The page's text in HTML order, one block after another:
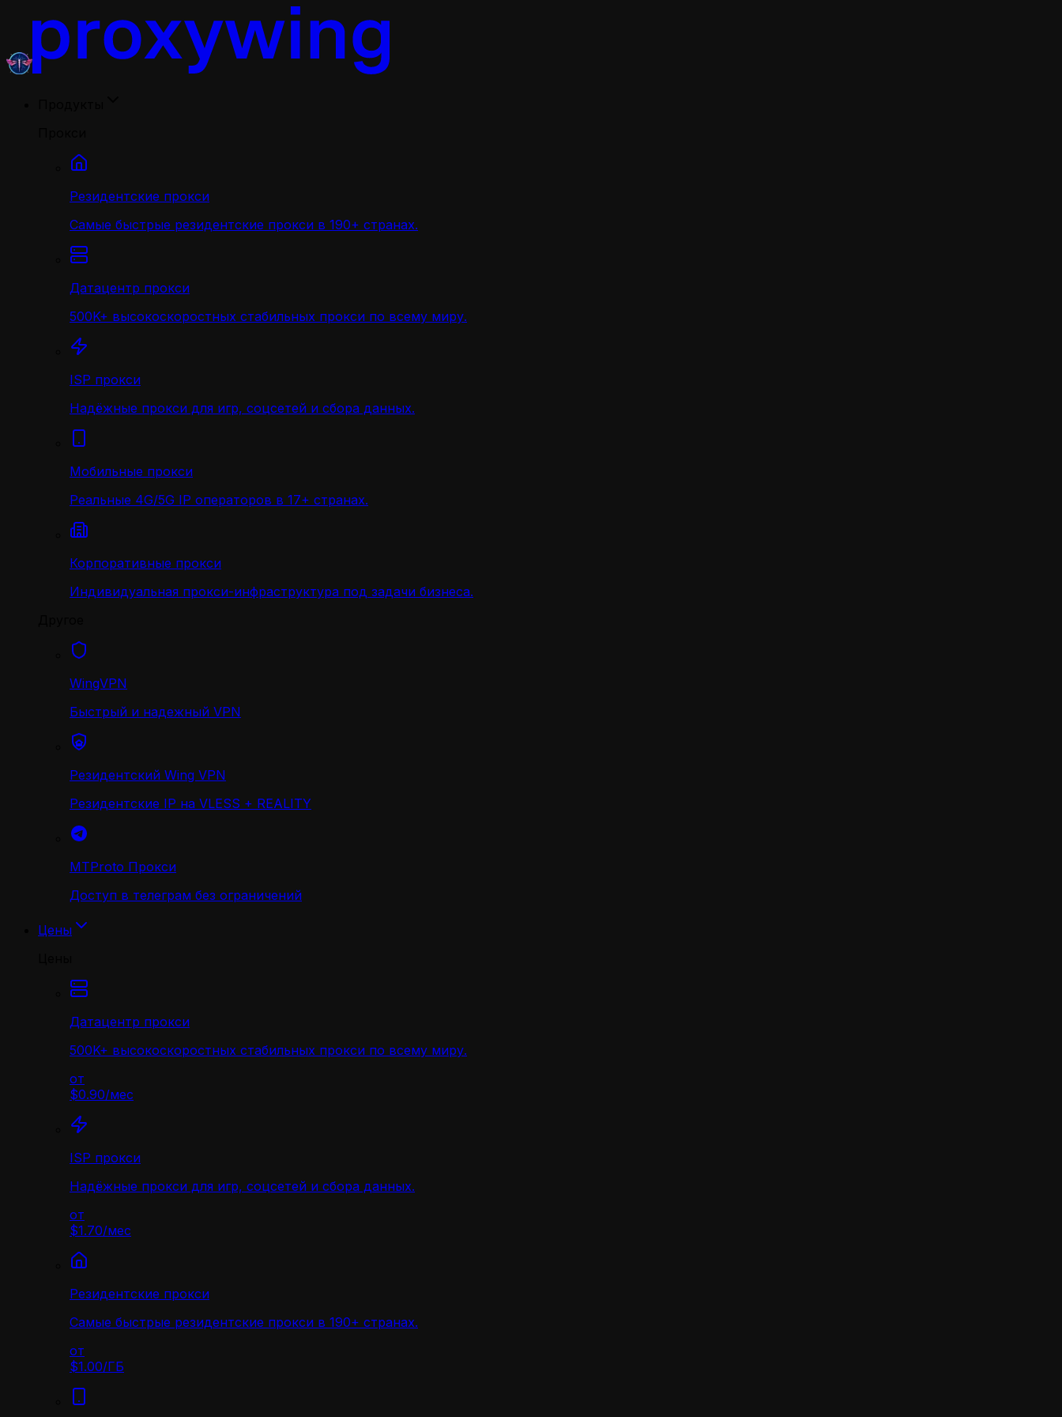
Резидентские прокси
Самые быстрые резидентские прокси в 190+ странах.
Датацентр прокси
500K+ высокоскоростных стабильных прокси по всему миру.
ISP прокси
Надёжные прокси для игр, соцсетей и сбора данных.
Мобильные прокси
Реальные 4G/5G IP операторов в 17+ странах.
Корпоративные прокси
Индивидуальная прокси-инфраструктура под задачи бизнеса.
WingVPN
Быстрый и надежный VPN
Резидентский Wing VPN
Резидентские IP на VLESS + REALITY
MTProto Прокси
Доступ в телеграм без ограничений
Цены
Датацентр прокси
500K+ высокоскоростных стабильных прокси по всему миру.
от
$0.90/мес
ISP прокси
Надёжные прокси для игр, соцсетей и сбора данных.
от
$1.70/мес
Резидентские прокси
Самые быстрые резидентские прокси в 190+ странах.
от
$1.00/ГБ